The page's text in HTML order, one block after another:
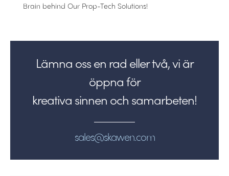
Brain behind Our Prop-Tech Solutions!
Lämna oss en rad eller två, vi är
öppna för
kreativa sinnen och samarbeten!
sales@skawen.com